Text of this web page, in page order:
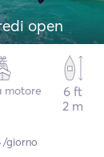
open
motore
6 ft
2 m
/giorno